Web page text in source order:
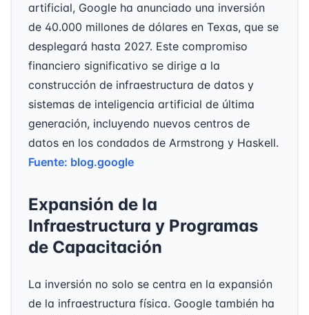
artificial, Google ha anunciado una inversión
de 40.000 millones de dólares en Texas, que se
desplegará hasta 2027. Este compromiso
financiero significativo se dirige a la
construcción de infraestructura de datos y
sistemas de inteligencia artificial de última
generación, incluyendo nuevos centros de
datos en los condados de Armstrong y Haskell.
Fuente: blog.google
Expansión de la
Infraestructura y Programas
de Capacitación
La inversión no solo se centra en la expansión
de la infraestructura física. Google también ha